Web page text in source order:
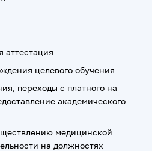
аттестация
целевого обучения
переходы с платного на
академического
медицинской
на должностях